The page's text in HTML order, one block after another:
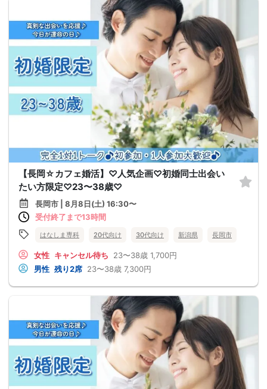
【長岡☆カフェ婚活】♡人気企画♡初婚同士出会い
たい方限定♡23〜38歳♡
長岡市 | 8月8日(土) 16:30〜
受付終了まで13時間
はなしま専科 20代向け 30代向け 新潟県 長岡市
女性 キャンセル待ち 23〜38歳 1,700円
男性 残り2席 23〜38歳 7,300円